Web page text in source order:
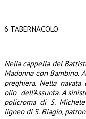
6 TABERNACOLO
Nella cappella del
Madonna con Bambino.
preghiera. Nella
olio dell’Assunta. A
policroma di S.
ligneo di S. Biagio,